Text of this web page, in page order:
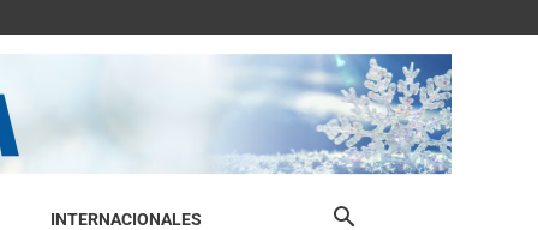
INTERNACIONALES